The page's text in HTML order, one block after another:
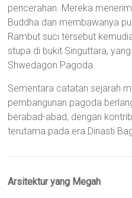
pencerahan. Mereka
Buddha dan membawanya
Rambut suci tersebut
stupa di bukit Singuttara,
Shwedagon Pagoda.
Sementara catatan sejarah
pembangunan pagoda
berabad-abad, dengan
terutama pada era Dinasti
Arsitektur yang Megah